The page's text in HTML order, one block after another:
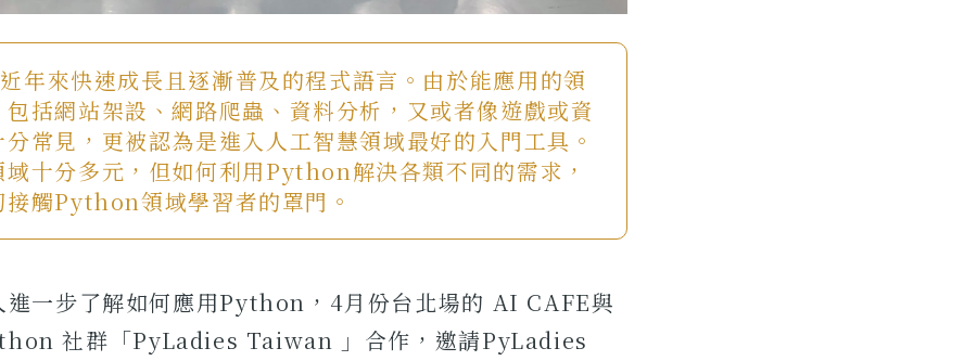
年來快速成長且逐漸普及的程式語言。由於能應用的領
括網站架設、網路爬蟲、資料分析，又或者像遊戲或資
常見，更被認為是進入人工智慧領域最好的入門工具。
域十分多元，但如何利用Python解決各類不同的需求，
接觸Python領域學習者的罩門。
進一步了解如何應用Python，4月份台北場的 AI CAFE與
社群「PyLadies Taiwan 」合作，邀請PyLadies